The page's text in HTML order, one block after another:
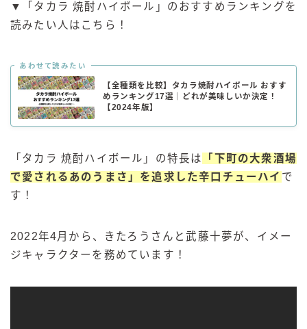
▼「タカラ 焼酎ハイボール」のおすすめランキングを
読みたい人はこちら！
あわせて読みたい
【全種類を比較】タカラ焼酎ハイボール おすす
めランキング17選｜どれが美味しいか決定！
【2024年版】
「タカラ 焼酎ハイボール」の特長は
「下町の大衆酒場
で愛されるあのうまさ」を追求した辛口チューハイ で
す！
2022年4月から、きたろうさんと武藤十夢が、イメー
ジキャラクターを務めています！